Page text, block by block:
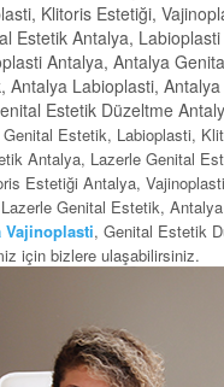
Klitoris Estetiği,
Estetik Antalya,
Antalya, Antalya
Antalya Labioplasti,
Estetik Düzeltme
Genital Estetik, Labioplasti,
Antalya, Lazerle Genital
Estetiği Antalya,
Genital Estetik,
Vajinoplasti, Genital Estetik
için bizlere ulaşabilirsiniz.